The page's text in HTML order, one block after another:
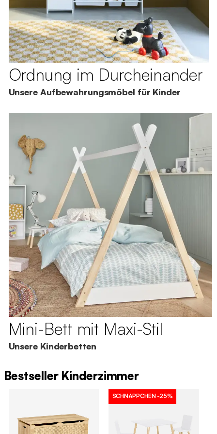
Ordnung im Durcheinander
Unsere Aufbewahrungsmöbel für Kinder
Mini-Bett mit Maxi-Stil
Unsere Kinderbetten
Bestseller Kinderzimmer
SCHNÄPPCHEN -25%